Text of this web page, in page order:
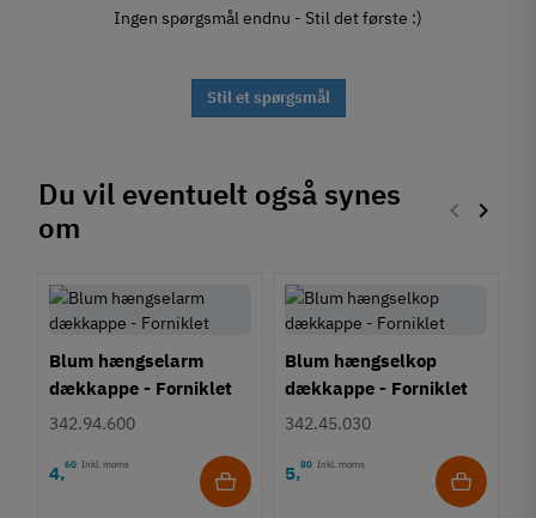
Ingen spørgsmål endnu - Stil det første :)
Stil et spørgsmål
Du vil eventuelt også synes
om
Forrige
keyboard_arrow_left Næste
keyboard_arrow_right
Blum hængselarm
dækkappe - Forniklet
342.94.600
4,60 Inkl. moms
Blum hængselkop
dækkappe - Forniklet
342.45.030
5,80 Inkl. moms